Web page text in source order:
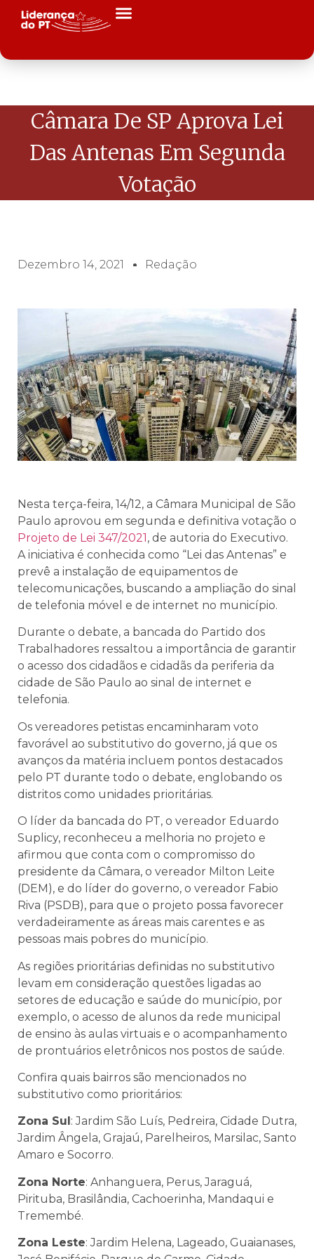
Câmara De SP Aprova Lei
Das Antenas Em Segunda
Votação
Dezembro 14, 2021 Redação
Nesta terça-feira, 14/12, a Câmara Municipal de São
Paulo aprovou em segunda e definitiva votação o
Projeto de Lei 347/2021, de autoria do Executivo.
A iniciativa é conhecida como “Lei das Antenas” e
prevê a instalação de equipamentos de
telecomunicações, buscando a ampliação do sinal
de telefonia móvel e de internet no município.
Durante o debate, a bancada do Partido dos
Trabalhadores ressaltou a importância de garantir
o acesso dos cidadãos e cidadãs da periferia da
cidade de São Paulo ao sinal de internet e
telefonia.
Os vereadores petistas encaminharam voto
favorável ao substitutivo do governo, já que os
avanços da matéria incluem pontos destacados
pelo PT durante todo o debate, englobando os
distritos como unidades prioritárias.
O líder da bancada do PT, o vereador Eduardo
Suplicy, reconheceu a melhoria no projeto e
afirmou que conta com o compromisso do
presidente da Câmara, o vereador Milton Leite
(DEM), e do líder do governo, o vereador Fabio
Riva (PSDB), para que o projeto possa favorecer
verdadeiramente as áreas mais carentes e as
pessoas mais pobres do município.
As regiões prioritárias definidas no substitutivo
levam em consideração questões ligadas ao
setores de educação e saúde do município, por
exemplo, o acesso de alunos da rede municipal
de ensino às aulas virtuais e o acompanhamento
de prontuários eletrônicos nos postos de saúde.
Confira quais bairros são mencionados no
substitutivo como prioritários:
Zona Sul : Jardim São Luís, Pedreira, Cidade Dutra,
Jardim Ângela, Grajaú, Parelheiros, Marsilac, Santo
Amaro e Socorro.
Zona Norte: Anhanguera, Perus, Jaraguá,
Pirituba, Brasilândia, Cachoerinha, Mandaqui e
Tremembé.
Zona Leste: Jardim Helena, Lageado, Guaianases,